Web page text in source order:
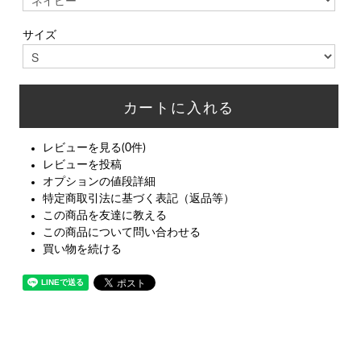
サイズ
レビューを見る(0件)
レビューを投稿
オプションの値段詳細
特定商取引法に基づく表記（返品等）
この商品を友達に教える
この商品について問い合わせる
買い物を続ける